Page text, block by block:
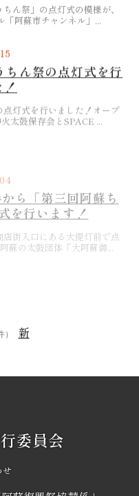
ん祭」の点灯式の模様が、
阿蘇市チャンネル」...
ん祭の点灯式を行
！
太鼓保存会とSPACE ...
ら「第三回阿蘇ち
を行います！
街入口にある大提灯前で点
蘇の太鼓団体「大阿蘇御...
ます！
ょうちん祭を開催します！
） 新
委員会
せ